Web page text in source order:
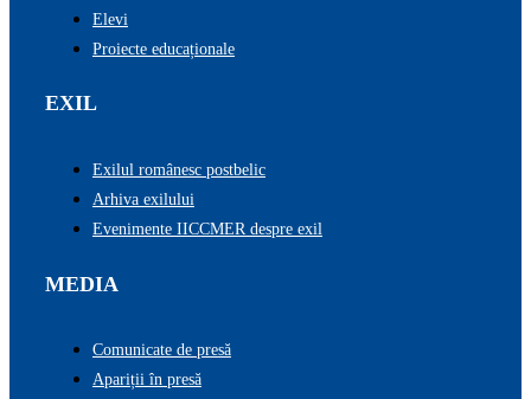
Elevi
Proiecte educaționale
EXIL
Exilul românesc postbelic
Arhiva exilului
Evenimente IICCMER despre exil
MEDIA
Comunicate de presă
Apariții în presă